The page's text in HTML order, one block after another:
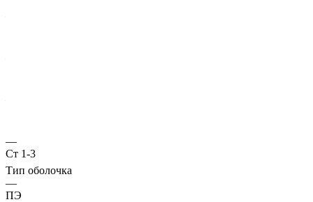
—
Ст 1-3
Тип оболочка
—
ПЭ